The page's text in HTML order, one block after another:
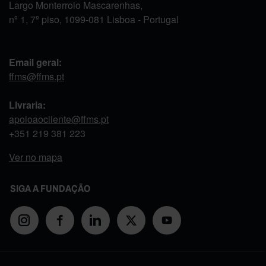
Largo Monterroio Mascarenhas,
nº 1, 7º piso, 1099-081 Lisboa - Portugal
Email geral:
ffms@ffms.pt
Livraria:
apoioaocliente@ffms.pt
+351 219 381 223
Ver no mapa
SIGA A FUNDAÇÃO